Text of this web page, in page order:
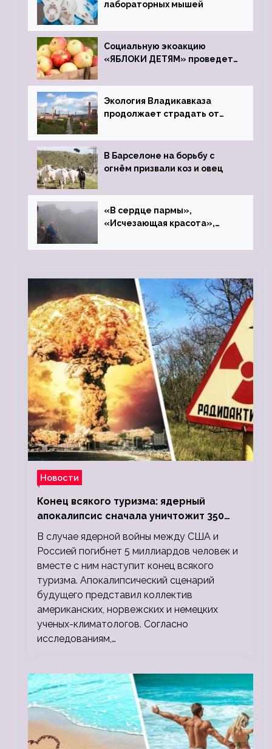
лабораторных мышей
Социальную экоакцию
«ЯБЛОКИ ДЕТЯМ» проведет
Экология Владикавказа
продолжает страдать от
В Барселоне на борьбу с
огнём призвали коз и овец
«В сердце пармы»,
«Исчезающая красота»,
Новости
Конец всякого туризма: ядерный
апокалипсис сначала уничтожит 350
миллионов, а потом 5 миллиардов
людей
В случае ядерной войны между США и
Россией погибнет 5 миллиардов человек и
вместе с ним наступит конец всякого
туризма. Апокалипсический сценарий
будущего представил коллектив
американских, норвежских и немецких
ученых-климатологов. Согласно
исследованиям,…